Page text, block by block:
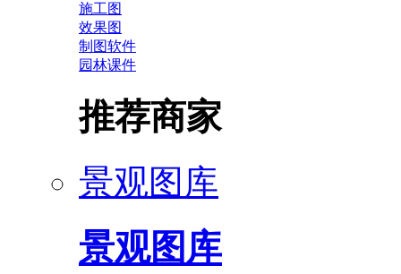
施工图
效果图
制图软件
园林课件
推荐商家
景观图库
景观图库